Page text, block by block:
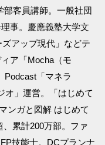
部客員講師。一般社団
事。慶應義塾大学文
アップ現代」などテ
ア「Mocha（モ
Podcast「マネラ
オ」運営。「はじめて
ンガと図解 はじめて
累計200万部。ファ
技能士。DCプランナ